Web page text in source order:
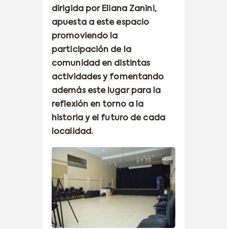
dirigida por Eliana Zanini,
apuesta a este espacio
promoviendo la
participación de la
comunidad en distintas
actividades y fomentando
además este lugar para la
reflexión en torno a la
historia y el futuro de cada
localidad.